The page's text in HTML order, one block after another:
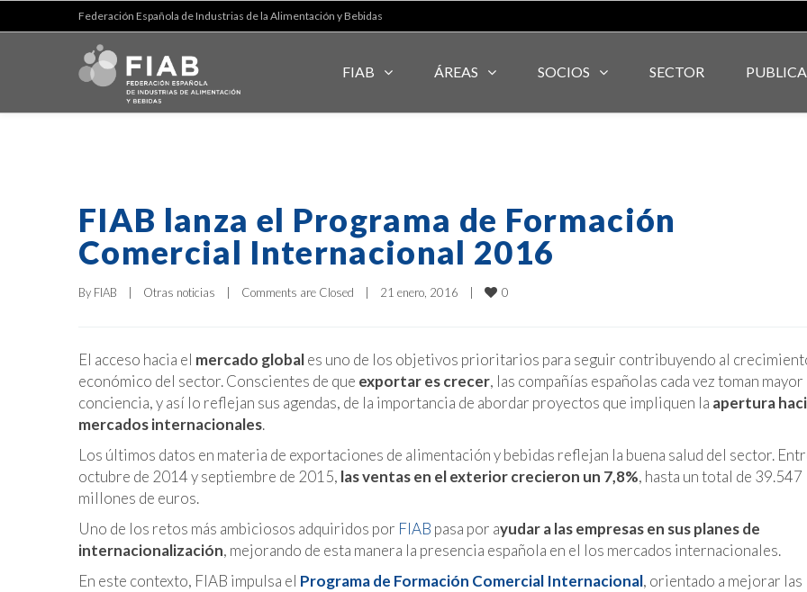
Federación Española de Industrias de la Alimentación y Bebidas
FIAB ÁREAS SOCIOS SECTOR
FIAB lanza el Programa de Formación
Comercial Internacional 2016
By FIAB Otras noticias Comments are Closed 21 enero, 2016 0
El acceso hacia el mercado globales uno de los objetivos prioritarios para seguir contribuyendo al
económico del sector. Conscientes de que exportar es crecer, las compañías españolas cada vez toman mayor
conciencia, y así lo reflejan sus agendas, de la importancia de abordar proyectos que impliquen la apertura
mercados internacionales.
Los últimos datos en materia de exportaciones de alimentación y bebidas reflejan la buena salud del sector.
octubre de 2014 y septiembre de 2015, las ventas en el exterior crecieron un 7,8%, hasta un total de 39.547
millones de euros.
Uno de los retos más ambiciosos adquiridos por FIAB pasa por ayudar a las empresas en sus planes de
internacionalización, mejorando de esta manera la presencia española en el los mercados internacionales.
En este contexto, FIAB impulsa el Programa de Formación Comercial Internacional, orientado a mejorar las